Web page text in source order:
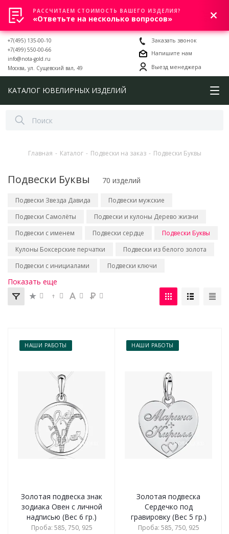
0
+7(495) 135-00-10
+7(499) 550-00-66
info@nota-gold.ru
Москва, ул. Сущевский вал, 49
Заказать звонок
Напишите нам
Выезд менеджера
КАТАЛОГ ЮВЕЛИРНЫХ ИЗДЕЛИЙ
Главная - Каталог - Подвески на заказ - Подвески Буквы
Подвески Буквы 70 изделий
Подвески Звезда Давида
Подвески мужские
Подвески Самолёты
Подвески и кулоны Дерево жизни
Подвески с именем
Подвески сердце
Подвески Буквы
Кулоны Боксерские перчатки
Подвески из белого золота
Подвески с инициалами
Подвески ключи
Показать еще
НАШИ РАБОТЫ
Золотая подвеска знак
зодиака Овен с личной
надписью (Вес 6 гр.)
Проба: 585, 750, 925
НАШИ РАБОТЫ
Золотая подвеска
Сердечко под
гравировку (Вес 5 гр.)
Проба: 585, 750, 925
РАССЧИТАЕМ СТОИМОСТЬ ВАШЕГО ИЗДЕЛИЯ?
«Ответьте на несколько вопросов»